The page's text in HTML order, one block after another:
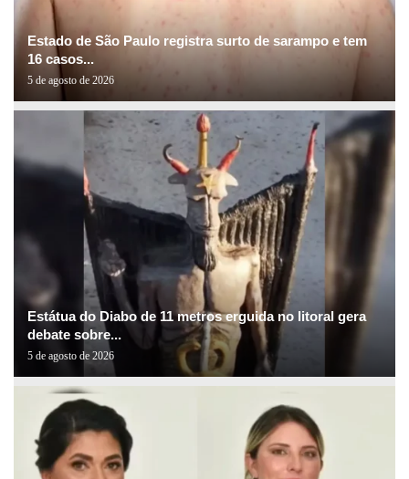
Estado de São Paulo registra surto de sarampo e tem
16 casos...
5 de agosto de 2026
Estátua do Diabo de 11 metros erguida no litoral gera
debate sobre...
5 de agosto de 2026